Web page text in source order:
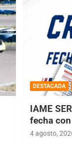
DESTACADA
IAME
fecha
4 agosto,